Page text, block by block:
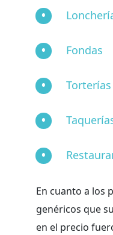
Fondas
Torterías
En cuanto a los
genéricos que
en el precio